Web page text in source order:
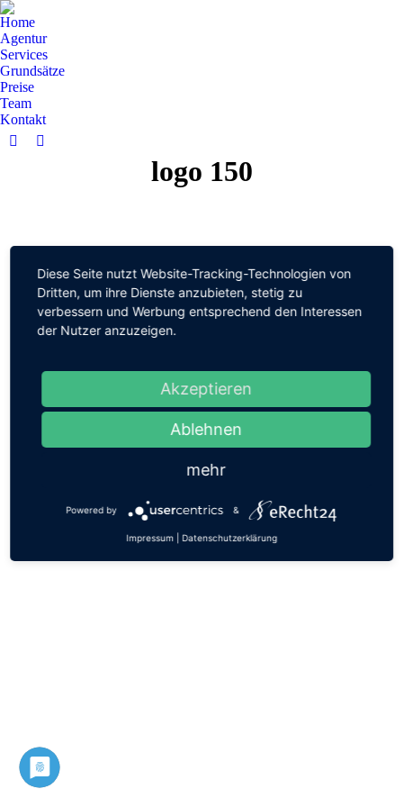
Home
Agentur
Services
Grundsätze
Preise
Team
Kontakt
Facebook
window
YouTube
window
logo 150
Mediaservice
ImpressumKontakt
Diese Seite nutzt Website-Tracking-Technologien von
Dritten, um ihre Dienste anzubieten, stetig zu
verbessern und Werbung entsprechend den Interessen
der Nutzer anzuzeigen.
Akzeptieren
Ablehnen
mehr
Powered by &
Impressum Datenschutzerklärung